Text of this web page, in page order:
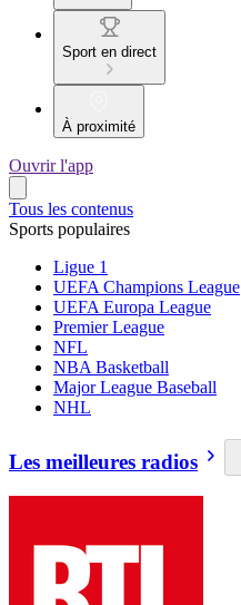
Sport en direct
À proximité
Ouvrir l'app
Tous les contenus
Sports populaires
Ligue 1
UEFA Champions League
UEFA Europa League
Premier League
NFL
NBA Basketball
Major League Baseball
NHL
Les meilleures radios